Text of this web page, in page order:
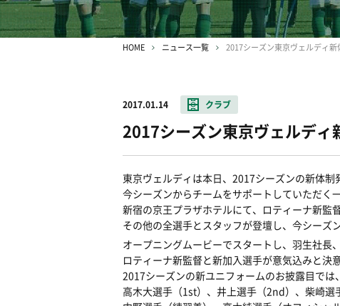
HOME ニュース一覧
2017.01.14 クラブ
2017シーズン東京ヴェルディ
東京ヴェルディは本日、2017シーズンの新体制
今シーズンからチームをサポートしていただく
新宿の京王プラザホテルにて、ロティーナ新監
その他の全選手とスタッフが登壇し、今シーズ
オープニングムービーでスタートし、羽生社長
ロティーナ新監督と新加入選手が意気込みと決
2017シーズンの新ユニフォームのお披露目では、
高木大選手（1st）、井上選手（2nd）、柴崎選